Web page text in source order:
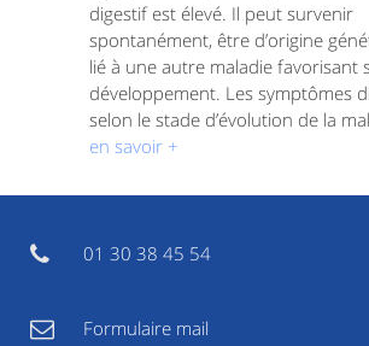
digestif est élevé. Il peut survenir
spontanément, être d’origine
lié à une autre maladie favorisant
développement. Les symptômes
selon le stade d’évolution de la
en savoir +
01 30 38 45 54
Formulaire mail